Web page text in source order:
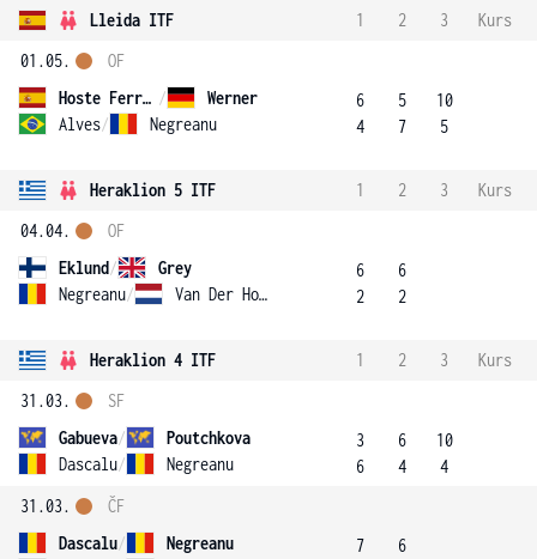
Lleida ITF 1 2 3
Kurs
01.05.
Hoste Ferrer /
Werner
Alves/ Negreanu
OF
6
4
5
7
10
5
Heraklion 5 ITF 1 2 3
Kurs
04.04.
Eklund/
Grey
Negreanu/ Van Der Hoek
OF
6
2
6
2
Heraklion 4 ITF 1 2 3
Kurs
31.03.
Gabueva/
Poutchkova
Dascalu/ Negreanu
SF
3
6
6
4
10
4
31.03.
Dascalu/
Negreanu
ČF
7
6